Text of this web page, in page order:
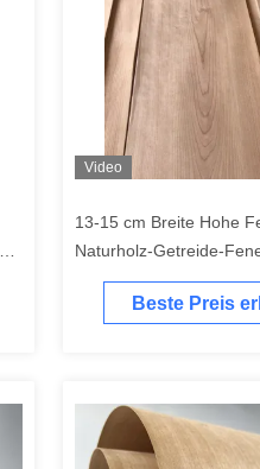
Video
13-15 cm Breite Hohe
Naturholz-Getreide-
Beste Preis